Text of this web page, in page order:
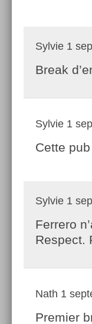
Sylvie 1
Break
Sylvie 1
Cette
Sylvie 1
Ferrero
Respect.
Nath 1
Premier